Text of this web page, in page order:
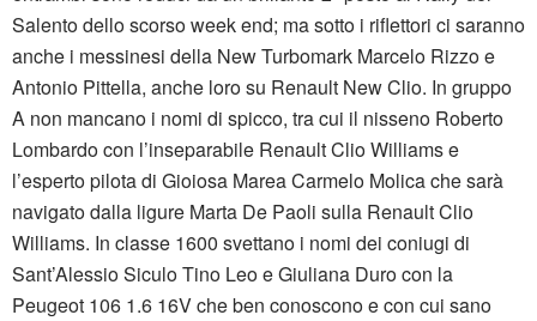
Salento dello scorso week end; ma sotto i riflettori ci saranno
anche i messinesi della New Turbomark Marcelo Rizzo e
Antonio Pittella, anche loro su Renault New Clio. In gruppo
A non mancano i nomi di spicco, tra cui il nisseno Roberto
Lombardo con l’inseparabile Renault Clio Williams e
l’esperto pilota di Gioiosa Marea Carmelo Molica che sarà
navigato dalla ligure Marta De Paoli sulla Renault Clio
Williams. In classe 1600 svettano i nomi dei coniugi di
Sant’Alessio Siculo Tino Leo e Giuliana Duro con la
Peugeot 106 1.6 16V che ben conoscono e con cui sano